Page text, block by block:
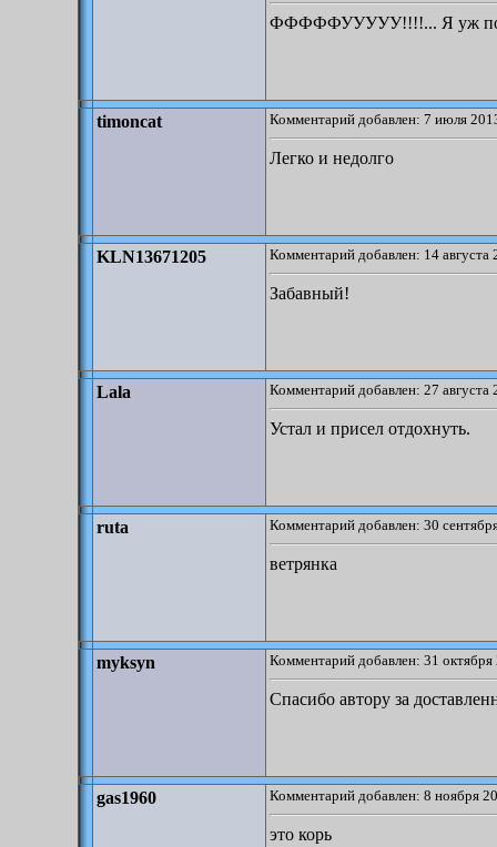
ФФФФФУУУУУ!!!!... Я уж
timoncat Комментарий добавлен: 7 июля
Легко и недолго
KLN13671205 Комментарий добавлен: 14 августа
Забавный!
Lala Комментарий добавлен: 27 августа
Устал и присел отдохнуть.
ruta Комментарий добавлен: 30
ветрянка
myksyn Комментарий добавлен: 31
Спасибо автору за
gas1960 Комментарий добавлен: 8 ноября
это корь